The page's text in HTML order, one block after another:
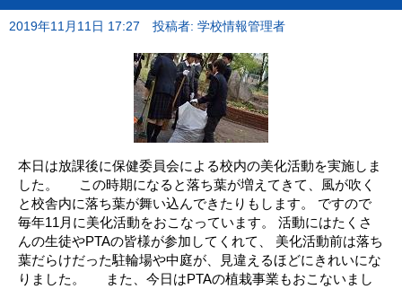
2019年11月11日 17:27 投稿者: 学校情報管理者
本日は放課後に保健委員会による校内の美化活動を実施しま
した。 この時期になると落ち葉が増えてきて、風が吹く
と校舎内に落ち葉が舞い込んできたりもします。 ですので
毎年11月に美化活動をおこなっています。 活動にはたくさ
んの生徒やPTAの皆様が参加してくれて、 美化活動前は落ち
葉だらけだった駐輪場や中庭が、見違えるほどにきれいにな
りました。 また、今日はPTAの植栽事業もおこないまし